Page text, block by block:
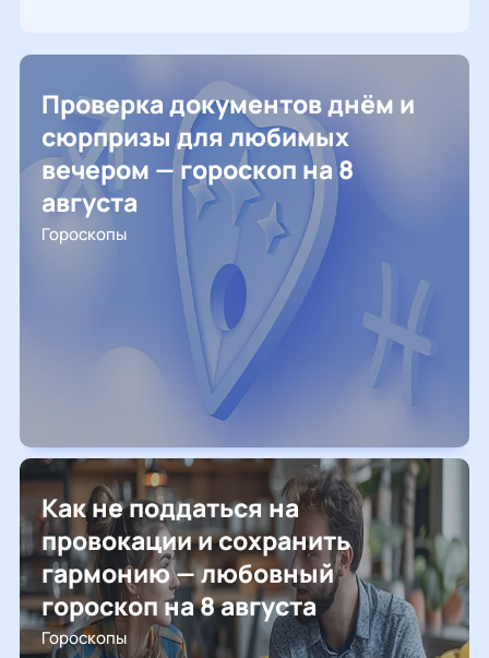
Проверка документов днём и
сюрпризы для любимых
вечером — гороскоп на 8
августа
Гороскопы
Как не поддаться на
провокации и сохранить
гармонию — любовный
гороскоп на 8 августа
Гороскопы